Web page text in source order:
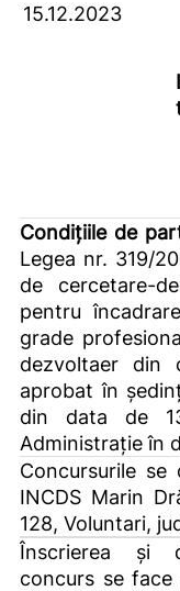
15.12.2023
Condiţiile de
Legea nr. 319/
de cercetare-
pentru
grade
dezvoltaer din
aprobat în
din data de
Administrație în
Concursurile se
INCDS Marin
128, Voluntari,
Înscrierea şi
concurs se